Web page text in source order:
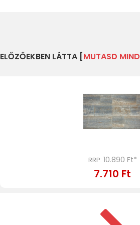
ELŐZŐEKBEN LÁTTA [MUTASD MIND
RRP: 10.890 Ft*
7.710 Ft